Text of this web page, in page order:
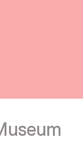
tabblad